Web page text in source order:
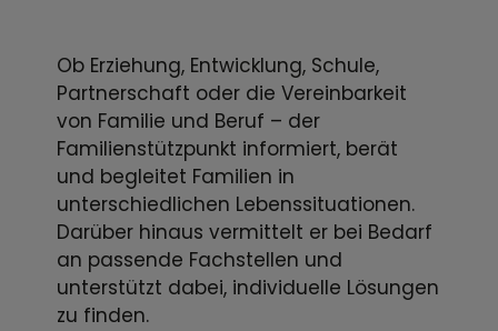
Ob Erziehung, Entwicklung, Schule,
Partnerschaft oder die Vereinbarkeit
von Familie und Beruf – der
Familienstützpunkt informiert, berät
und begleitet Familien in
unterschiedlichen Lebenssituationen.
Darüber hinaus vermittelt er bei Bedarf
an passende Fachstellen und
unterstützt dabei, individuelle Lösungen
zu finden.